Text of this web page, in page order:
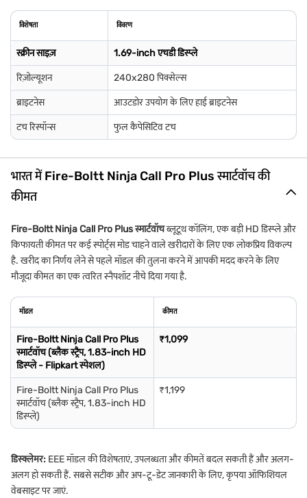
विशेषता विवरण
स्क्रीन साइज़ 1.69-inch एचडी डिस्प्ले
रिज़ोल्यूशन 240x280 पिक्सेल्स
ब्राइटनेस आउटडोर उपयोग के लिए हाई ब्राइटनेस
टच रिस्पॉन्स फुल कैपेसिटिव टच
भारत में Fire-Boltt Ninja Call Pro Plus स्मार्टवॉच की
कीमत
Fire-Boltt Ninja Call Pro Plus स्मार्टवॉचब्लूटूथ कॉलिंग, एक बड़ी HD डिस्प्ले और
किफायती कीमत पर कई स्पोर्ट्स मोड चाहने वाले खरीदारों के लिए एक लोकप्रिय विकल्प
है. खरीद का निर्णय लेने से पहले मॉडल की तुलना करने में आपकी मदद करने के लिए
मौजूदा कीमत का एक त्वरित स्नैपशॉट नीचे दिया गया है.
मॉडल कीमत
Fire-Boltt Ninja Call Pro Plus
स्मार्टवॉच (ब्लैक स्ट्रैप, 1.83-inch HD
डिस्प्ले - Flipkart स्पेशल)
₹1,099
Fire-Boltt Ninja Call Pro Plus
स्मार्टवॉच (ब्लैक स्ट्रैप, 1.83-inch HD
डिस्प्ले)
₹1,199
डिस्क्लेमर: EEE मॉडल की विशेषताएं, उपलब्धता और कीमतें बदल सकती हैं और अलग-
अलग हो सकती हैं. सबसे सटीक और अप-टू-डेट जानकारी के लिए, कृपया ऑफिशियल
वेबसाइट पर जाएं.